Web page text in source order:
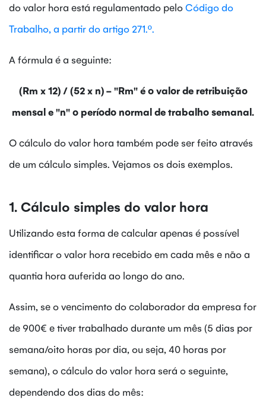
do valor hora está regulamentado peloCódigo do
Trabalho, a partir do artigo 271.º.
A fórmula é a seguinte:
(Rm x 12) / (52 x n) - "Rm" é o valor de retribuição
mensal e "n" o período normal de trabalho semanal.
O cálculo do valor hora também pode ser feito através
de um cálculo simples. Vejamos os dois exemplos.
1. Cálculo simples do valor hora
Utilizando esta forma de calcular apenas é possível
identificar o valor hora recebido em cada mês e não a
quantia hora auferida ao longo do ano.
Assim, se o vencimento do colaborador da empresa for
de 900€ e tiver trabalhado durante um mês (5 dias por
semana/oito horas por dia, ou seja, 40 horas por
semana), o cálculo do valor hora será o seguinte,
dependendo dos dias do mês: